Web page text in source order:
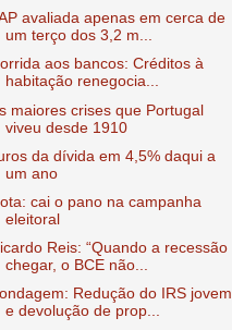
avaliada apenas em cerca de
um terço dos 3,2 m...
aos bancos: Créditos à
habitação renegocia...
maiores crises que Portugal
viveu desde 1910
da dívida em 4,5% daqui a
um ano
cai o pano na campanha
eleitoral
Reis: “Quando a recessão
chegar, o BCE não...
Redução do IRS jovem
e devolução de prop...